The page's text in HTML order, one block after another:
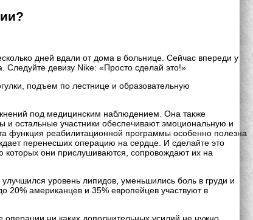
дней вдали от дома в больнице. Сейчас впереди у
Следуйте девизу Nike: «Просто сделай это!»
подъем по лестнице и образовательную
под медицинским наблюдением. Она также
и остальные участники обеспечивают эмоциональную и
функция реабилитационной программы особенно полезна
перенесших операцию на сердце. И сделайте это
они прислушиваются, сопровождают их на
уровень липидов, уменьшились боль в груди и
20% американцев и 35% европейцев участвуют в